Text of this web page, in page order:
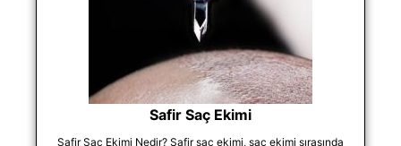
Safir Saç Ekimi
Safir Saç Ekimi Nedir? Safir saç ekimi, saç ekimi sırasında